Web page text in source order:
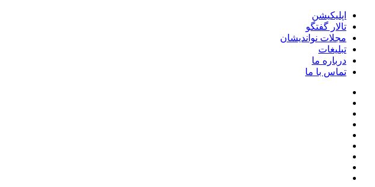
اپلیکیشن
تالار گفتگو
مجلات نواندیشان
تبلیغات
درباره ما
تماس با ما